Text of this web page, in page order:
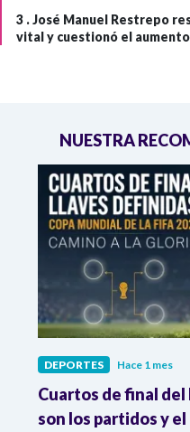
3 .José Manuel Restrepo
vital y cuestionó el
NUESTRA
DEPORTES Hace 1 mes
Cuartos de final
son los partidos y el